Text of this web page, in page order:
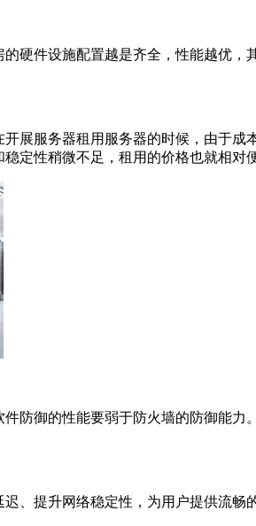
件设施配置越是齐全，性能越优，
服务器租用服务器的时候，由于成
定性稍微不足，租用的价格也就相对便
御的性能要弱于防火墙的防御能力
提升网络稳定性，为用户提供流畅